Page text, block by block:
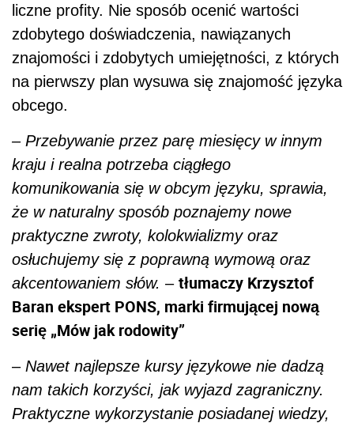
liczne profity. Nie sposób ocenić wartości
zdobytego doświadczenia, nawiązanych
znajomości i zdobytych umiejętności, z których
na pierwszy plan wysuwa się znajomość języka
obcego.
– Przebywanie przez parę miesięcy w innym
kraju i realna potrzeba ciągłego
komunikowania się w obcym języku, sprawia,
że w naturalny sposób poznajemy nowe
praktyczne zwroty, kolokwializmy oraz
osłuchujemy się z poprawną wymową oraz
akcentowaniem słów. – tłumaczy Krzysztof
Baran ekspert PONS, marki firmującej nową
serię „Mów jak rodowity”
– Nawet najlepsze kursy językowe nie dadzą
nam takich korzyści, jak wyjazd zagraniczny.
Praktyczne wykorzystanie posiadanej wiedzy,